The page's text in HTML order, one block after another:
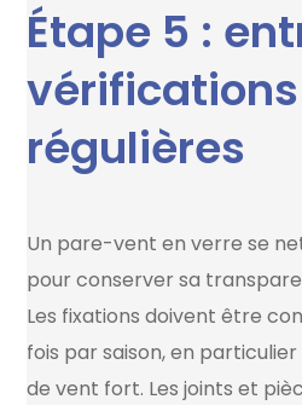
Étape 5 :
vérifications
régulières
Un pare-vent en verre se
pour conserver sa
Les fixations doivent être
fois par saison, en
de vent fort. Les joints et